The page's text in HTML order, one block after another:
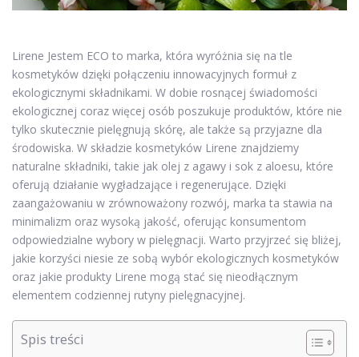
Lirene Jestem ECO to marka, która wyróżnia się na tle
kosmetyków dzięki połączeniu innowacyjnych formuł z
ekologicznymi składnikami. W dobie rosnącej świadomości
ekologicznej coraz więcej osób poszukuje produktów, które nie
tylko skutecznie pielęgnują skórę, ale także są przyjazne dla
środowiska. W składzie kosmetyków Lirene znajdziemy
naturalne składniki, takie jak olej z agawy i sok z aloesu, które
oferują działanie wygładzające i regenerujące. Dzięki
zaangażowaniu w zrównoważony rozwój, marka ta stawia na
minimalizm oraz wysoką jakość, oferując konsumentom
odpowiedzialne wybory w pielęgnacji. Warto przyjrzeć się bliżej,
jakie korzyści niesie ze sobą wybór ekologicznych kosmetyków
oraz jakie produkty Lirene mogą stać się nieodłącznym
elementem codziennej rutyny pielęgnacyjnej.
Spis treści